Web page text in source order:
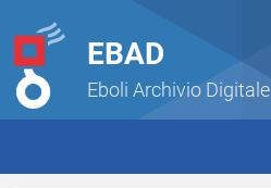
EBAD
Eboli Archivio Digitale